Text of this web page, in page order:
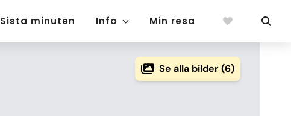
Sista minuten Info Min resa
Se alla bilder (6)